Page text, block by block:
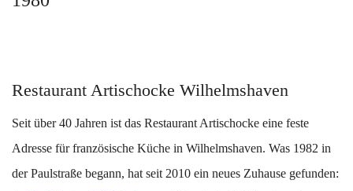
Restaurant Artischocke Wilhelmshaven
Seit über 40 Jahren ist das Restaurant Artischocke eine feste
Adresse für französische Küche in Wilhelmshaven. Was 1982 in
der Paulstraße begann, hat seit 2010 ein neues Zuhause gefunden: